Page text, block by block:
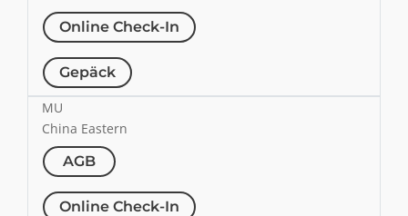
Online Check-In
Gepäck
MU
China Eastern
AGB
Online Check-In